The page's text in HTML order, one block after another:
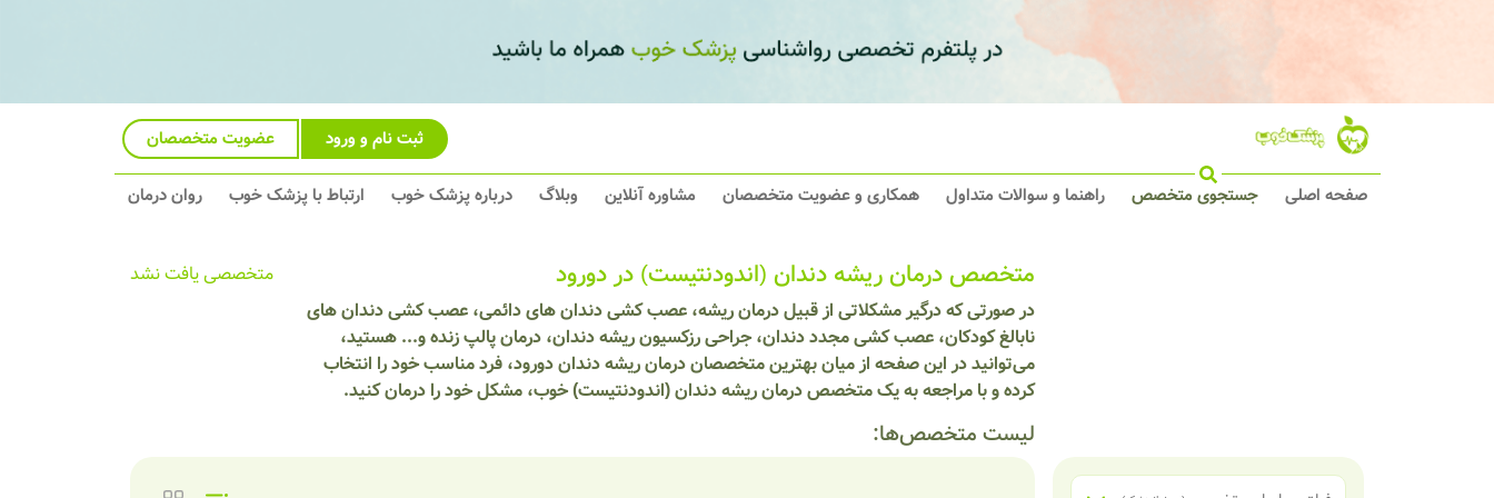
ثبت نام و ورود عضویت متخصصان
صفحه اصلی جستجوی متخصص راهنما و سوالات متداول همکاری و عضویت متخصصان مشاوره آنلاین وبلاگ درباره پزشک خوب ارتباط با پزشک خوب روان درمان
متخصص درمان ریشه دندان (اندودنتیست) در دورود
در صورتی که درگیر مشکلاتی از قبیل درمان ریشه، عصب کشی دندان های دائمی، عصب کشی دندان های
نابالغ کودکان، عصب کشی مجدد دندان، جراحی رزکسیون ریشه دندان، درمان پالپ زنده و... هستید،
می‌توانید در این صفحه از میان بهترین متخصصان درمان ریشه دندان دورود، فرد مناسب خود را انتخاب
کرده و با مراجعه به یک متخصص درمان ریشه دندان (اندودنتیست) خوب، مشکل خود را درمان کنید.
لیست متخصص‌ها:
متخصصی یافت نشد